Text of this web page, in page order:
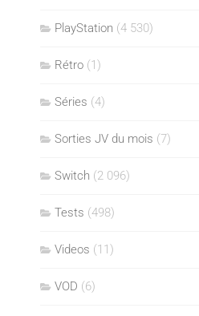
PlayStation (4 530)
Rétro (1)
Séries (4)
Sorties JV du mois (7)
Switch (2 096)
Tests (498)
Videos (11)
VOD (6)